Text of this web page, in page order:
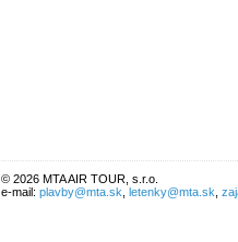
© 2026 MTA AIR TOUR, s.r.o.
e-mail: plavby@mta.sk letenky@mta.sk